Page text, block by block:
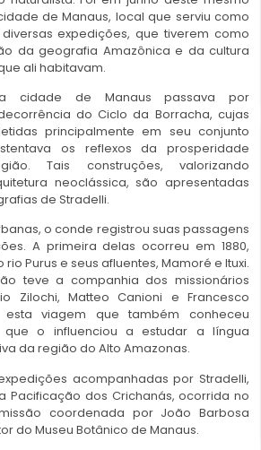
de Manaus, local que serviu como
expedições, que tiverem como
da geografia Amazônica e da cultura
ali habitavam.
cidade de Manaus passava por
do Ciclo da Borracha, cujas
principalmente em seu conjunto
os reflexos da prosperidade
Tais construções, valorizando
neoclássica, são apresentadas
de Stradelli.
o conde registrou suas passagens
A primeira delas ocorreu em 1880,
Purus e seus afluentes, Mamoré e Ituxi.
teve a companhia dos missionários
Zilochi, Matteo Canioni e Francesco
esta viagem que também conheceu
que o influenciou a estudar a língua
da região do Alto Amazonas.
acompanhadas por Stradelli,
Pacificação dos Crichanás, ocorrida no
coordenada por João Barbosa
do Museu Botânico de Manaus.